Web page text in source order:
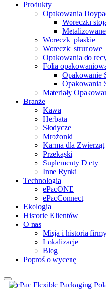
Produkty
Opakowania
Woreczki
Woreczki płaskie
Woreczki strunowe
Opakowania do
Folia
Opakowanie
Opakowania
Materiały
Branże
Kawa
Herbata
Słodycze
Mrożonki
Karma dla Zwierząt
Przekąski
Suplementy Diety
Inne Rynki
Technologia
ePacONE
ePacConnect
Ekologia
Historie Klientów
O nas
Misja i historia firmy
Lokalizacje
Blog
Poproś o wycenę